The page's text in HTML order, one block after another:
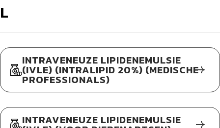
L
INTRAVENEUZE LIPIDENEMULSIE
(IVLE) (INTRALIPID 20%) (MEDISCHE
PROFESSIONALS)
INTRAVENEUZE LIPIDENEMULSIE